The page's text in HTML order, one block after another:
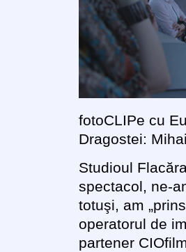
fotoCLIPe cu
Dragostei:
Studioul
spectacol, ne-
totuşi, am
operatorul de
partener